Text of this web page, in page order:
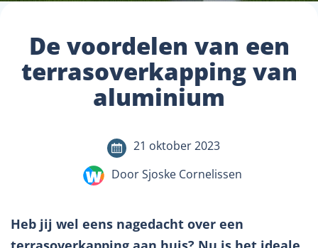
De voordelen van een
terrasoverkapping van
aluminium
21 oktober 2023
Door Sjoske Cornelissen
Heb jij wel eens nagedacht over een